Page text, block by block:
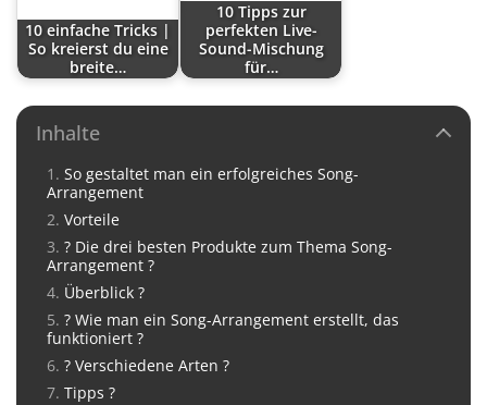
10 einfache Tricks |
So kreierst du eine
breite…
10 Tipps zur
perfekten Live-
Sound-Mischung
für…
Inhalte
So gestaltet man ein erfolgreiches Song-
Arrangement
Vorteile
? Die drei besten Produkte zum Thema Song-
Arrangement ?
Überblick ?
? Wie man ein Song-Arrangement erstellt, das
funktioniert ?
? Verschiedene Arten ?
Tipps ?